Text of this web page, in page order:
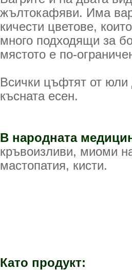
жълтокафяви. Има
кичести цветове,
много подходящи за
мястото е по-
Всички цъфтят от юли
късната есен.
В народната
кръвоизливи, миоми
мастопатия, кисти.
Като продукт: